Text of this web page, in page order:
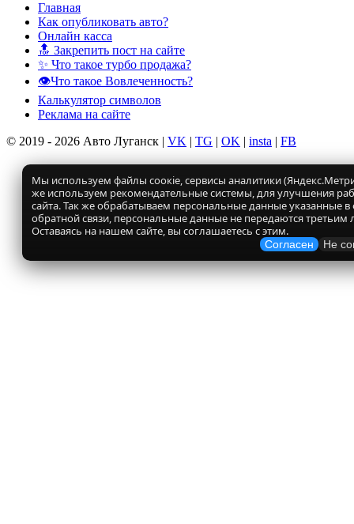
Главная
Как опубликовать авто?
Онлайн касса
🔝 Закрепить пост на сайте
✨ Что такое турбо продажа?
👁️Что такое Вовлеченность?
Калькулятор символов
Реклама на сайте
© 2019 - 2026 Авто Луганск | VK | TG | OK | insta | FB
Мы используем файлы соокіе, сервисы аналитики
же используем рекомендательные системы, для улучшения
сайта. Так же обрабатываем персональные данные указанные
обратной связи, персональные данные не передаются третьим
Оставаясь на нашем сайте, вы соглашаетесь с этим.
Согласен Не